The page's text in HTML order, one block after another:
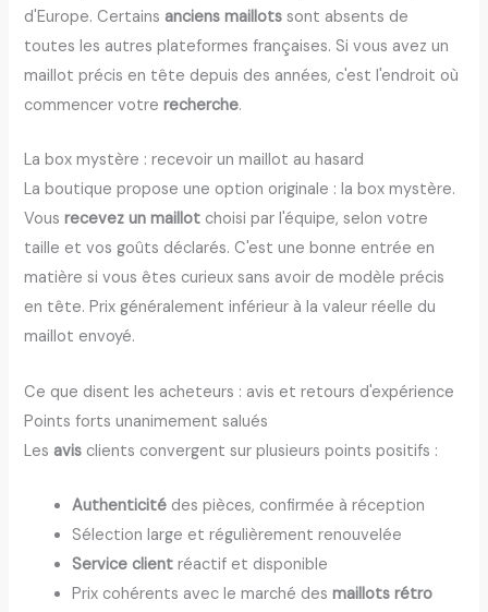
d'Europe. Certains anciens maillots sont absents de
toutes les autres plateformes françaises. Si vous avez un
maillot précis en tête depuis des années, c'est l'endroit où
commencer votrerecherche.
La box mystère : recevoir un maillot au hasard
La boutique propose une option originale : la box mystère.
Vousrecevez un maillot choisi par l'équipe, selon votre
taille et vos goûts déclarés. C'est une bonne entrée en
matière si vous êtes curieux sans avoir de modèle précis
en tête. Prix généralement inférieur à la valeur réelle du
maillot envoyé.
Ce que disent les acheteurs : avis et retours d'expérience
Points forts unanimement salués
Les avis clients convergent sur plusieurs points positifs :
Authenticité des pièces, confirmée à réception
Sélection large et régulièrement renouvelée
Service client réactif et disponible
Prix cohérents avec le marché desmaillots rétro